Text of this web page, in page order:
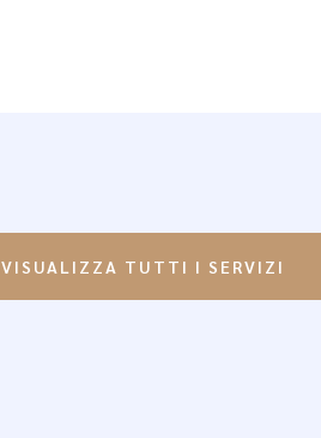
VISUALIZZA TUTTI I SERVIZI